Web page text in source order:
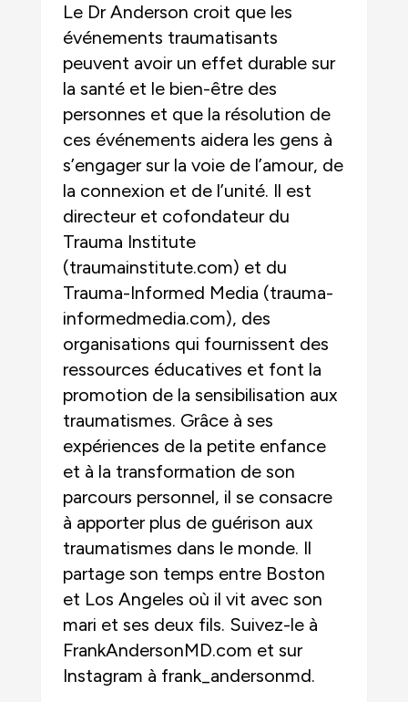
Le Dr Anderson croit que les
événements traumatisants
peuvent avoir un effet durable sur
la santé et le bien-être des
personnes et que la résolution de
ces événements aidera les gens à
s’engager sur la voie de l’amour, de
la connexion et de l’unité. Il est
directeur et cofondateur du
Trauma Institute
(traumainstitute.com) et du
Trauma-Informed Media (trauma-
informedmedia.com), des
organisations qui fournissent des
ressources éducatives et font la
promotion de la sensibilisation aux
traumatismes. Grâce à ses
expériences de la petite enfance
et à la transformation de son
parcours personnel, il se consacre
à apporter plus de guérison aux
traumatismes dans le monde. Il
partage son temps entre Boston
et Los Angeles où il vit avec son
mari et ses deux fils. Suivez-le à
FrankAndersonMD.com et sur
Instagram à frank_andersonmd.